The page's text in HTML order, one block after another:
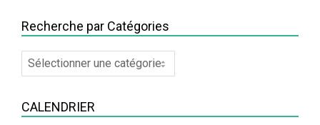
Recherche par Catégories
Recherche
par
CALENDRIER